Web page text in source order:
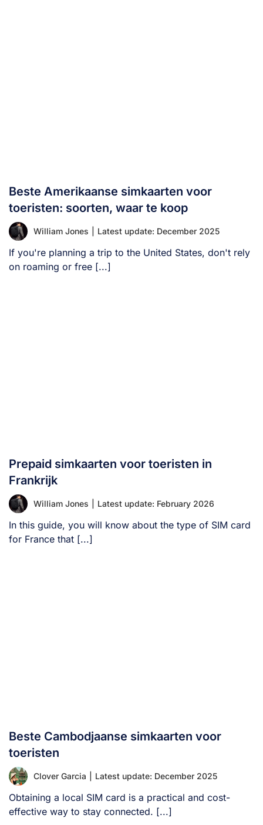
Beste Amerikaanse simkaarten voor
toeristen: soorten, waar te koop
William Jones Latest update: December 2025
If you're planning a trip to the United States, don't rely
on roaming or free [...]
Prepaid simkaarten voor toeristen in
Frankrijk
William Jones Latest update: February 2026
In this guide, you will know about the type of SIM card
for France that [...]
Beste Cambodjaanse simkaarten voor
toeristen
Clover Garcia Latest update: December 2025
Obtaining a local SIM card is a practical and cost-
effective way to stay connected. [...]